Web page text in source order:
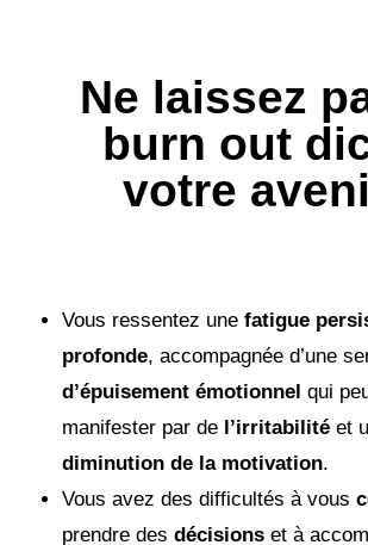
Ne laissez
burn out
votre
Vous ressentez unefatigue
profonde, accompagnée d’une
d’épuisement émotionnel qui
manifester par de l’irritabilité et
diminution de la motivation.
Vous avez des difficultés à vous
prendre desdécisions et à